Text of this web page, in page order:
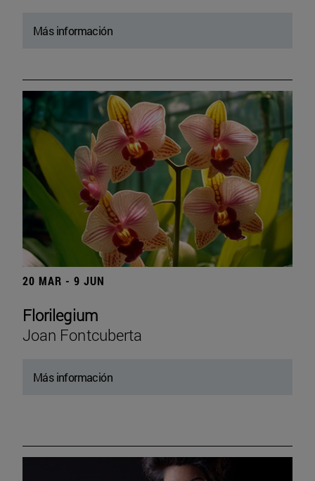
Más información
20 MAR - 9 JUN
Florilegium
Joan Fontcuberta
Más información